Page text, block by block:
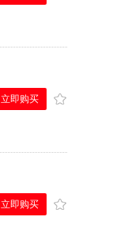
立即购买
立即购买